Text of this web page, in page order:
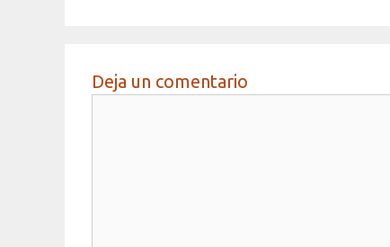
Deja un comentario